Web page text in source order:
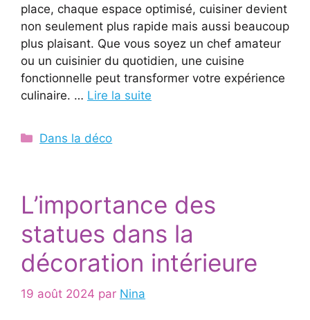
place, chaque espace optimisé, cuisiner devient
non seulement plus rapide mais aussi beaucoup
plus plaisant. Que vous soyez un chef amateur
ou un cuisinier du quotidien, une cuisine
fonctionnelle peut transformer votre expérience
culinaire. … Lire la suite
Catégories
Dans la déco
L’importance des
statues dans la
décoration intérieure
19 août 2024 par Nina